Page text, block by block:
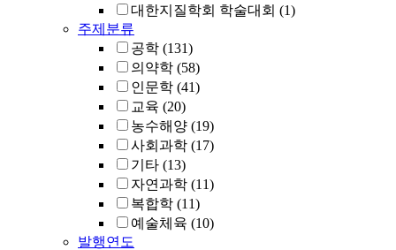
대한지질학회 학술대회 (1)
주제분류
공학 (131)
의약학 (58)
인문학 (41)
교육 (20)
농수해양 (19)
사회과학 (17)
기타 (13)
자연과학 (11)
복합학 (11)
예술체육 (10)
발행연도